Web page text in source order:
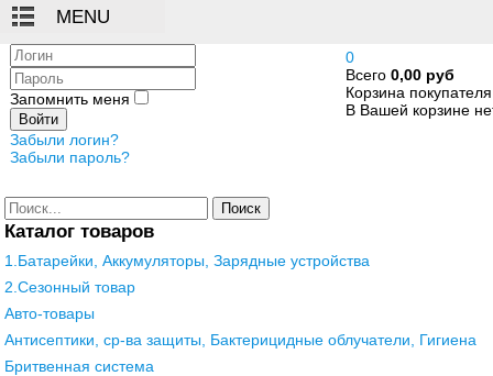
0
Всего 0,00 руб
Корзина покупателя
В Вашей корзине
Логин
Пароль
Запомнить меня
Войти
Забыли логин?
Забыли пароль?
Поиск
Каталог товаров
1.Батарейки, Аккумуляторы, Зарядные устройства
2.Сезонный товар
Авто-товары
Антисептики, ср-ва защиты, Бактерицидные облучатели, Гигиена
Бритвенная система